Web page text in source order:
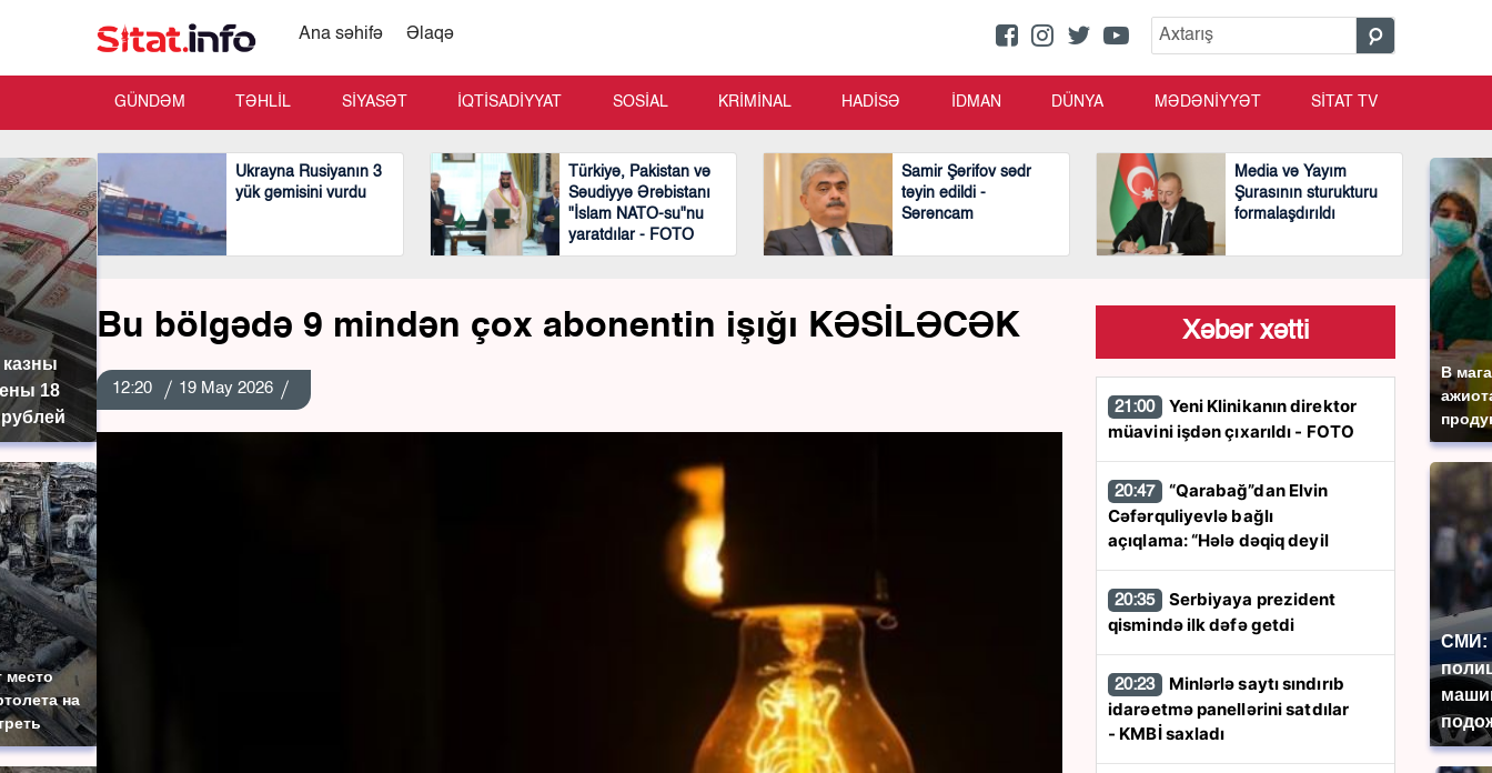
казны
18
место
на
В
СМИ:
Ana səhifə Əlaqə
GÜNDƏM TƏHLİL SİYASƏT İQTİSADİYYAT SOSİAL KRİMİNAL HADİSƏ İDMAN DÜNYA MƏDƏNİYYƏT SİTAT TV
Ukrayna Rusiyanın 3
yük gəmisini vurdu
Türkiyə, Pakistan və
Səudiyyə Ərəbistanı
"İslam NATO-su"nu
yaratdılar - FOTO
Samir Şərifov sədr
təyin edildi -
Sərəncam
Media və Yayım
Şurasının sturukturu
formalaşdırıldı
Bu bölgədə 9 mindən çox abonentin işığı KƏSİLƏCƏK
12:20 19 May 2026
Xəbər xətti
21:00
müavini işdən çıxarıldı - FOTO
20:47
Cəfərquliyevlə bağlı
açıqlama: “Hələ dəqiq deyil
20:35
qismində ilk dəfə getdi
20:23
idarəetmə panellərini satdılar
- KMBİ saxladı